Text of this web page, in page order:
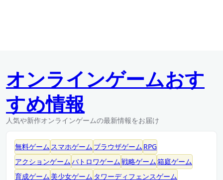
オンラインゲームおす
すめ情報
人気や新作オンラインゲームの最新情報をお届け
無料ゲーム スマホゲーム ブラウザゲーム RPG
アクションゲームバトロワゲーム戦略ゲーム箱庭ゲーム
育成ゲーム 美少女ゲーム タワーディフェンスゲーム